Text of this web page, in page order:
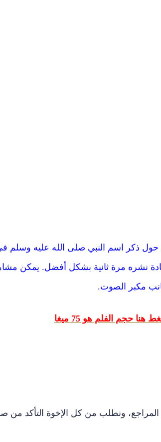
ذكر اسم النبي صلى الله عليه وسلم في
إعادة نشره مرة ثانية بشكل أفضل. يمكن
مكبر الصوت.
حجم الفلم هو 75 ميغا
ونطلب من كل الإخوة التأكد من